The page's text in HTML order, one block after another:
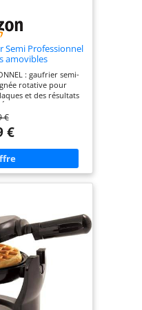
Semi Professionnel
amovibles
: gaufrier semi-
rotative pour
et des résultats
parfait de la
savoureux
indicateur lumineux
savoir lorsque les
chaudes pour
À NETTOYER :
vaisselle pour un
pour contribuer à la
et à la réduction
: Une poignée
pour un
facile
€
€